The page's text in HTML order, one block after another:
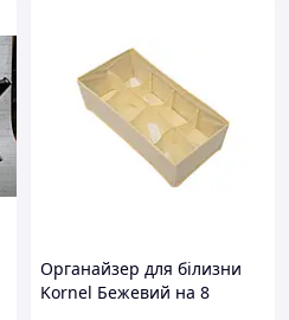
Органайзер для білизни
Kornel Бежевий на 8